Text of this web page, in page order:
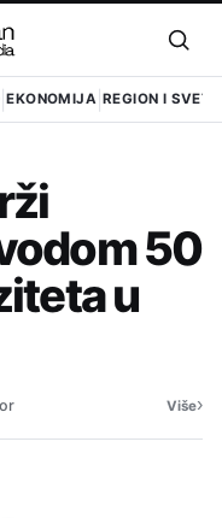
EKONOMIJA REGION I SVET
50
u
Više›